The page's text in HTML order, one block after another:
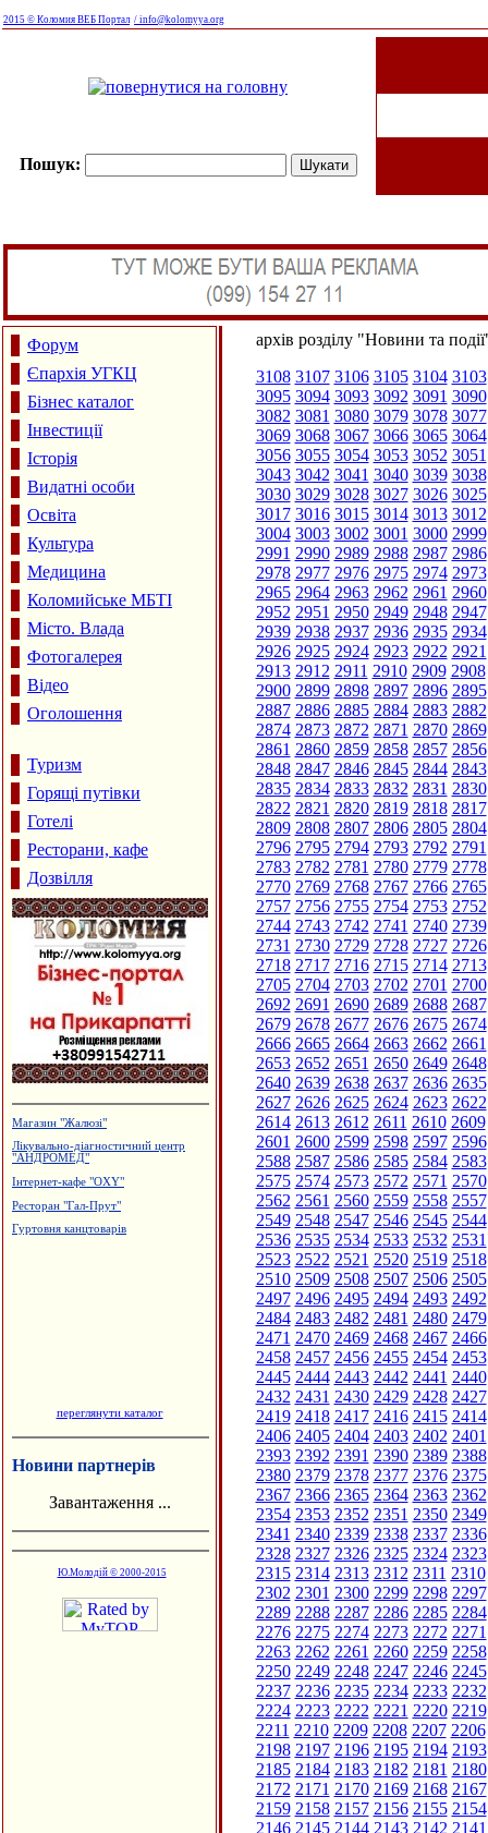
2015 © Коломия ВЕБ Портал / info@kolomyya.org
Пошук:
Форум
Єпархія УГКЦ
Бізнес каталог
Інвестиції
Історія
Видатні особи
Освіта
Культура
Медицина
Коломийське МБТІ
Місто. Влада
Фотогалерея
Відео
Оголошення
Туризм
Горящі путівки
Готелі
Ресторани, кафе
Дозвілля
Магазин "Жалюзі"
Лікувально-діагностичний центр
"АНДРОМЕД"
Інтернет-кафе "OXY"
Ресторан "Гал-Прут"
Гуртовня канцтоварів
переглянути каталог
Новини партнерів
Завантаження ...
Ю.Молодій © 2000-2015
архів розділу "Новини та
3108 3107 3106 3105 3104 3103
3095 3094 3093 3092 3091 3090
3082 3081 3080 3079 3078 3077
3069 3068 3067 3066 3065 3064
3056 3055 3054 3053 3052 3051
3043 3042 3041 3040 3039 3038
3030 3029 3028 3027 3026 3025
3017 3016 3015 3014 3013 3012
3004 3003 3002 3001 3000 2999
2991 2990 2989 2988 2987 2986
2978 2977 2976 2975 2974 2973
2965 2964 2963 2962 2961 2960
2952 2951 2950 2949 2948 2947
2939 2938 2937 2936 2935 2934
2926 2925 2924 2923 2922 2921
2913 2912 2911 2910 2909 2908
2900 2899 2898 2897 2896 2895
2887 2886 2885 2884 2883 2882
2874 2873 2872 2871 2870 2869
2861 2860 2859 2858 2857 2856
2848 2847 2846 2845 2844 2843
2835 2834 2833 2832 2831 2830
2822 2821 2820 2819 2818 2817
2809 2808 2807 2806 2805 2804
2796 2795 2794 2793 2792 2791
2783 2782 2781 2780 2779 2778
2770 2769 2768 2767 2766 2765
2757 2756 2755 2754 2753 2752
2744 2743 2742 2741 2740 2739
2731 2730 2729 2728 2727 2726
2718 2717 2716 2715 2714 2713
2705 2704 2703 2702 2701 2700
2692 2691 2690 2689 2688 2687
2679 2678 2677 2676 2675 2674
2666 2665 2664 2663 2662 2661
2653 2652 2651 2650 2649 2648
2640 2639 2638 2637 2636 2635
2627 2626 2625 2624 2623 2622
2614 2613 2612 2611 2610 2609
2601 2600 2599 2598 2597 2596
2588 2587 2586 2585 2584 2583
2575 2574 2573 2572 2571 2570
2562 2561 2560 2559 2558 2557
2549 2548 2547 2546 2545 2544
2536 2535 2534 2533 2532 2531
2523 2522 2521 2520 2519 2518
2510 2509 2508 2507 2506 2505
2497 2496 2495 2494 2493 2492
2484 2483 2482 2481 2480 2479
2471 2470 2469 2468 2467 2466
2458 2457 2456 2455 2454 2453
2445 2444 2443 2442 2441 2440
2432 2431 2430 2429 2428 2427
2419 2418 2417 2416 2415 2414
2406 2405 2404 2403 2402 2401
2393 2392 2391 2390 2389 2388
2380 2379 2378 2377 2376 2375
2367 2366 2365 2364 2363 2362
2354 2353 2352 2351 2350 2349
2341 2340 2339 2338 2337 2336
2328 2327 2326 2325 2324 2323
2315 2314 2313 2312 2311 2310
2302 2301 2300 2299 2298 2297
2289 2288 2287 2286 2285 2284
2276 2275 2274 2273 2272 2271
2263 2262 2261 2260 2259 2258
2250 2249 2248 2247 2246 2245
2237 2236 2235 2234 2233 2232
2224 2223 2222 2221 2220 2219
2211 2210 2209 2208 2207 2206
2198 2197 2196 2195 2194 2193
2185 2184 2183 2182 2181 2180
2172 2171 2170 2169 2168 2167
2159 2158 2157 2156 2155 2154
2146 2145 2144 2143 2142 2141